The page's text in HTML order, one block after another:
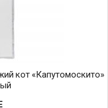
кот «Капутомоскито»